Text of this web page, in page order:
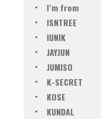
I´m from
ISNTREE
IUNIK
JAYJUN
JUMISO
K-SECRET
KOSE
KUNDAL